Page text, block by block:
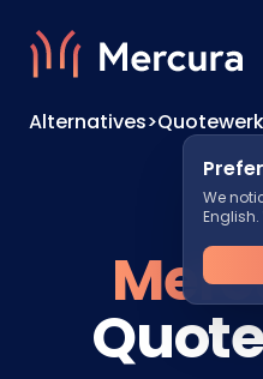
We
Alternatives>